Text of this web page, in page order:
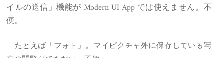
イルの送信」機能が Modern UI App では使えません。不
便。
たとえば「フォト」。マイピクチャ外に保存している写